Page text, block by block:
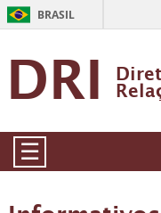
BRASIL
DRI
☰